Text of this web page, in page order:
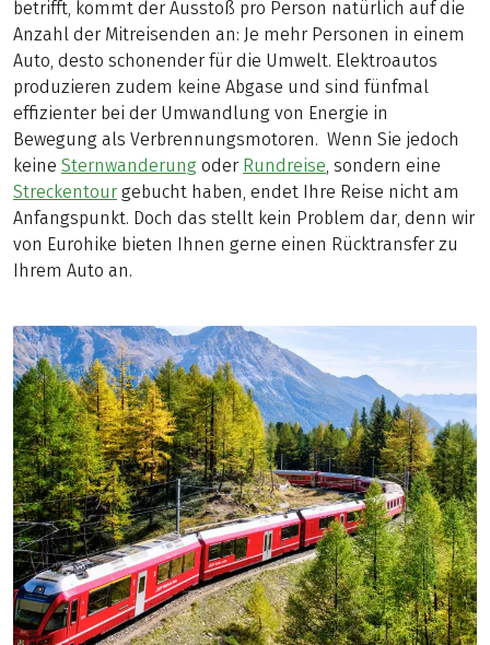
betrifft, kommt der Ausstoß pro Person natürlich auf die
Anzahl der Mitreisenden an: Je mehr Personen in einem
Auto, desto schonender für die Umwelt. Elektroautos
produzieren zudem keine Abgase und sind fünfmal
effizienter bei der Umwandlung von Energie in
Bewegung als Verbrennungsmotoren. Wenn Sie jedoch
keine Sternwanderung oder Rundreise, sondern eine
Streckentour gebucht haben, endet Ihre Reise nicht am
Anfangspunkt. Doch das stellt kein Problem dar, denn wir
von Eurohike bieten Ihnen gerne einen Rücktransfer zu
Ihrem Auto an.